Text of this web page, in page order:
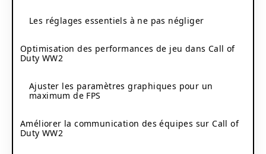
Les réglages essentiels à ne pas négliger
Optimisation des performances de jeu dans Call of
Duty WW2
Ajuster les paramètres graphiques pour un
maximum de FPS
Améliorer la communication des équipes sur Call of
Duty WW2